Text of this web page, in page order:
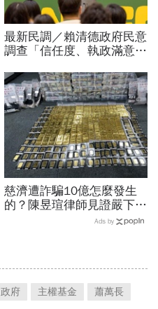
最新民調／賴清德政府民意
調查「信任度、執政滿意
降…中央表現牽動縣市長選
戰！
慈濟遭詐騙10億怎麼發生
的？陳昱瑄律師見證嚴下跪
博信任！豪宅藏158公斤黃
Ads by
政府 主權基金 蕭萬長